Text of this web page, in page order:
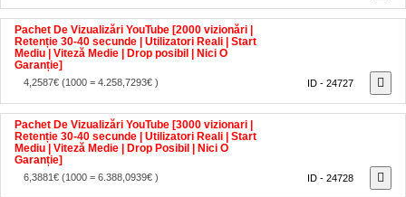
Pachet De Vizualizări YouTube [2000 vizionări |
Retenție 30-40 secunde | Utilizatori Reali | Start
Mediu | Viteză Medie | Drop posibil | Nici O
Garanție]
4,2587€(1000 = 4.258,7293€ )
Pachet De Vizualizări YouTube [3000 vizionari |
Retenție 30-40 secunde | Utilizatori Reali | Start
Mediu | Viteză Medie | Drop Posibil | Nici O
Garanție]
6,3881€(1000 = 6.388,0939€ )